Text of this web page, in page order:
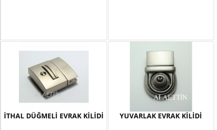
İTHAL DÜĞMELİ EVRAK KİLİDİ YUVARLAK EVRAK KİLİDİ